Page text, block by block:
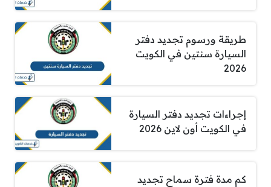
طريقة ورسوم تجديد دفتر
السيارة سنتين في الكويت
2026
إجراءات تجديد دفتر السيارة
في الكويت أون لاين 2026
كم مدة فترة سماح تجديد